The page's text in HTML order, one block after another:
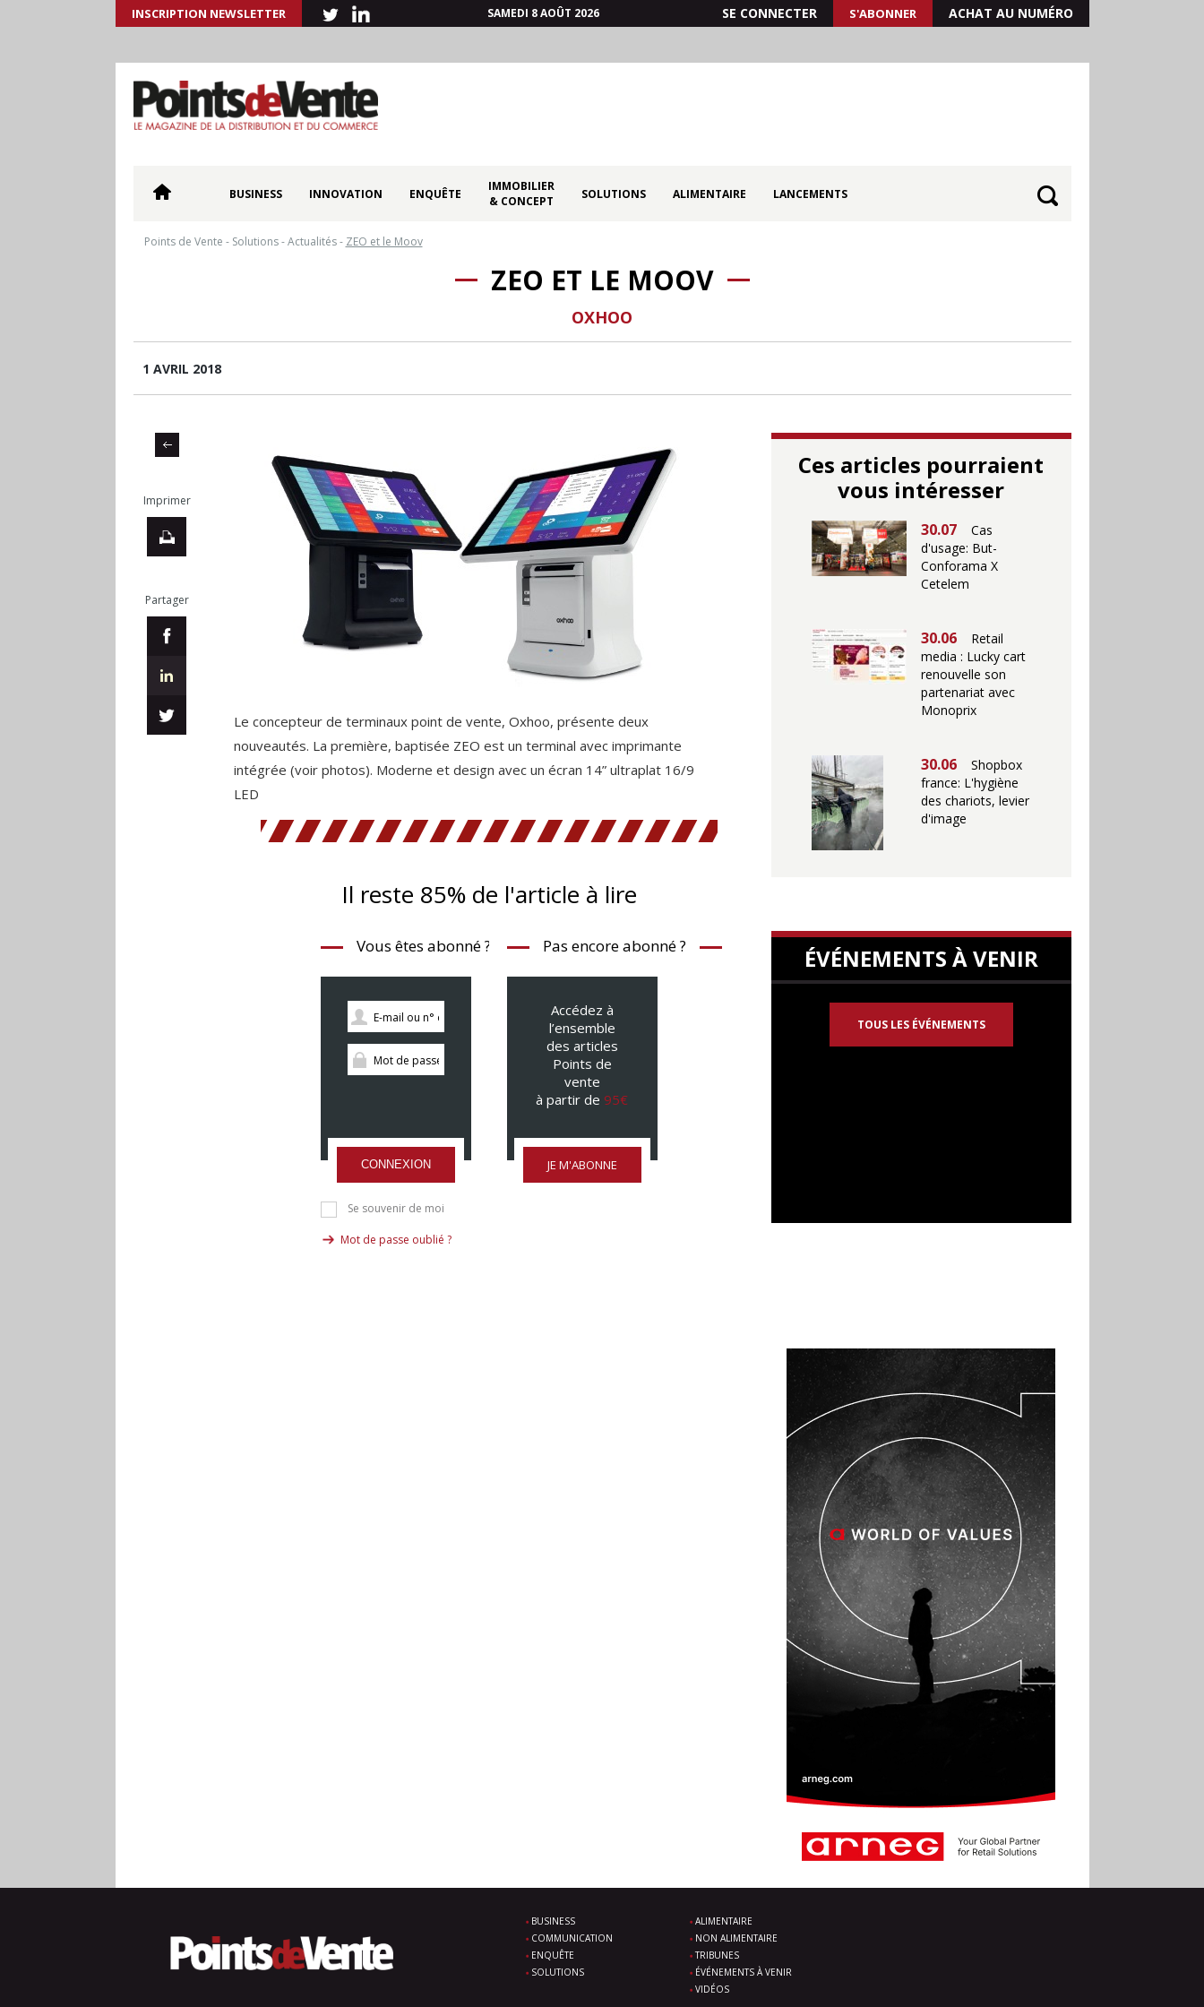
INSCRIPTION NEWSLETTER SAMEDI 8 AOÛT 2026 SE CONNECTER S'ABONNER ACHAT AU NUMÉRO
BUSINESS INNOVATION ENQUÊTE
IMMOBILIER
& CONCEPT
SOLUTIONS ALIMENTAIRE LANCEMENTS
Points de Vente - Solutions-Actualités- ZEO et le Moov
ZEO ET LE MOOV
OXHOO
1 AVRIL 2018
Imprimer
Partager
Le concepteur de terminaux point de vente, Oxhoo, présente deux
nouveautés. La première, baptisée ZEO est un terminal avec imprimante
intégrée (voir photos). Moderne et design avec un écran 14” ultraplat 16/9
LED
Il reste 85% de l'article à lire
Vous êtes abonné ?
CONNEXION
Se souvenir de moi
Mot de passe oublié ?
Pas encore abonné ?
Accédez à
l’ensemble
des articles
Points de
vente
à partir de 95€
JE M'ABONNE
Ces articles pourraient
vous intéresser
30.07
Cas
d'usage: But-
Conforama X
Cetelem
30.06
Retail
media : Lucky cart
renouvelle son
partenariat avec
Monoprix
30.06
Shopbox
france: L'hygiène
des chariots, levier
d'image
ÉVÉNEMENTS À VENIR
TOUS LES ÉVÉNEMENTS
BUSINESS
COMMUNICATION
ENQUÊTE
SOLUTIONS
ALIMENTAIRE
NON ALIMENTAIRE
TRIBUNES
ÉVÉNEMENTS À VENIR
VIDÉOS